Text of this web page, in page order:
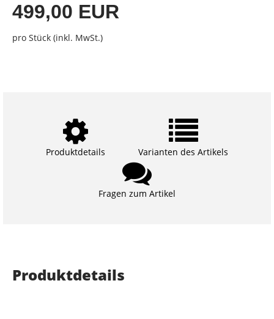
499,00 EUR
pro Stück (inkl. MwSt.)
Produktdetails Varianten des Artikels
Fragen zum Artikel
Produktdetails